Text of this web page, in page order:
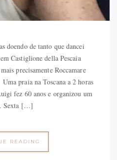
doendo de tanto que dancei
Castiglione della Pescaia
precisamente Roccamare
praia na Toscana a 2 horas
fez 60 anos e organizou um
Sexta […]
READING